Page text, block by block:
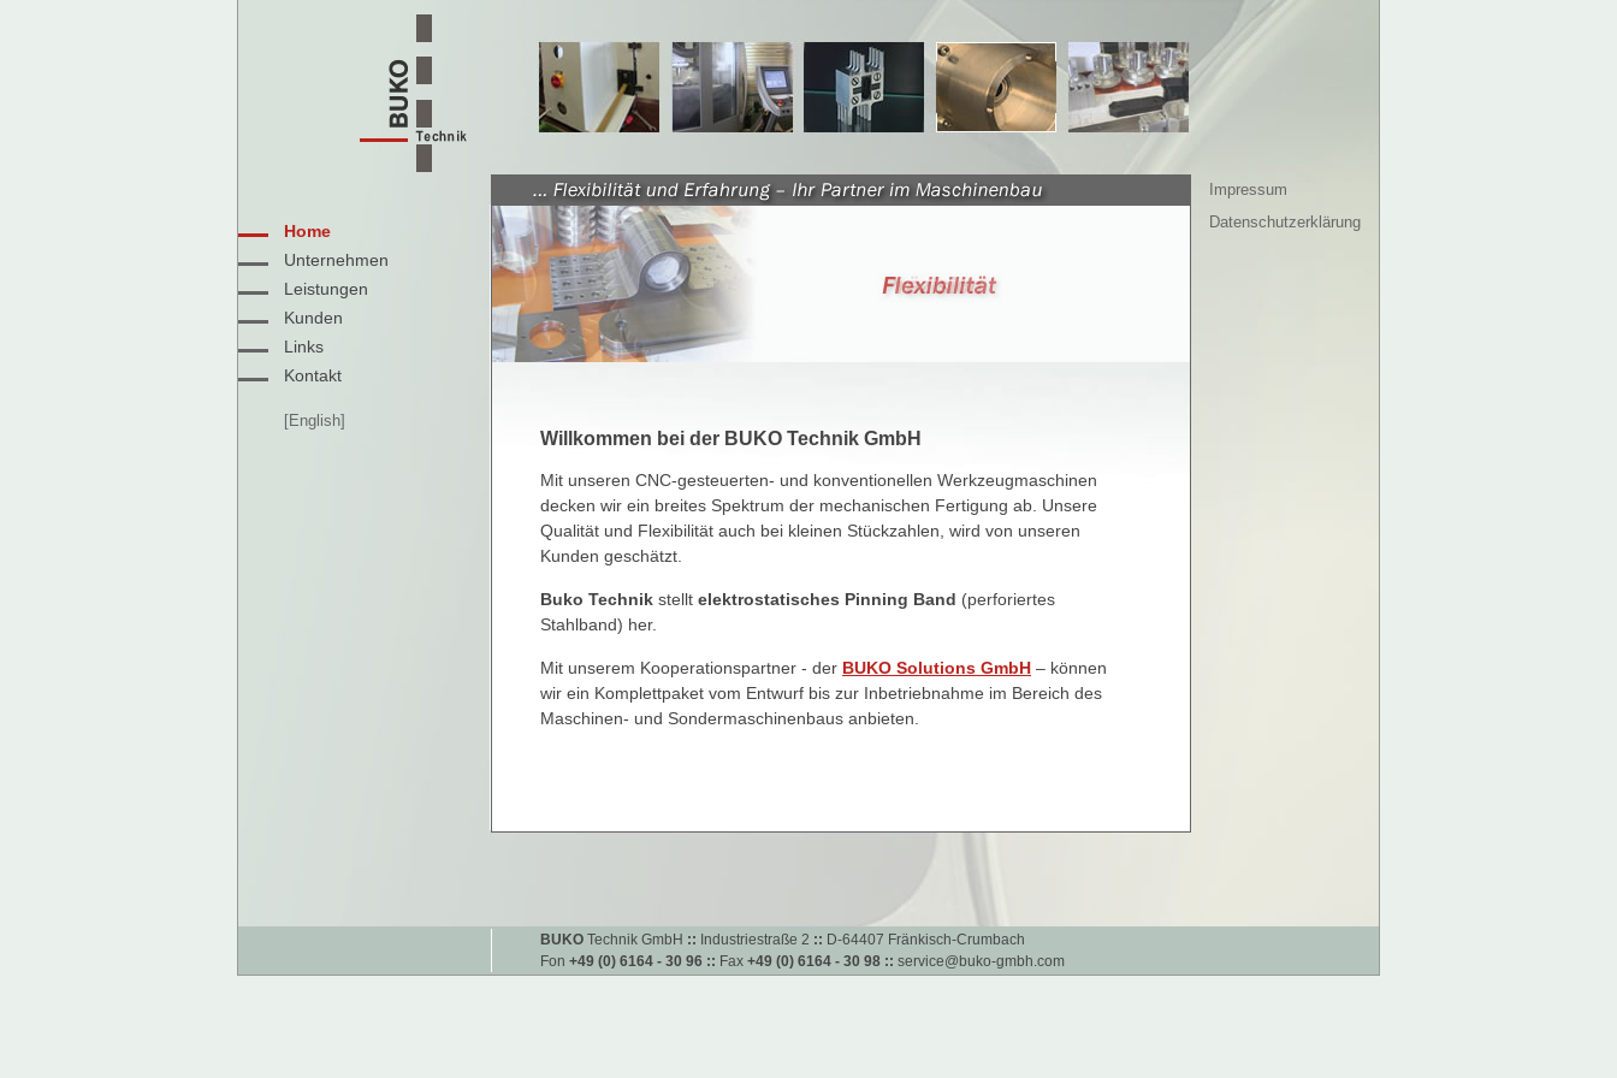
Home
Unternehmen
Leistungen
Kunden
Links
Kontakt
[English]
Impressum
Datenschutzerklärung
Willkommen bei der BUKO Technik GmbH
Mit unseren CNC-gesteuerten- und konventionellen Werkzeugmaschinen
decken wir ein breites Spektrum der mechanischen Fertigung ab. Unsere
Qualität und Flexibilität auch bei kleinen Stückzahlen, wird von unseren
Kunden geschätzt.
Buko Technik stellt elektrostatisches Pinning Band (perforiertes
Stahlband) her.
Mit unserem Kooperationspartner - der BUKO Solutions GmbH – können
wir ein Komplettpaket vom Entwurf bis zur Inbetriebnahme im Bereich des
Maschinen- und Sondermaschinenbaus anbieten.
BUKO Technik GmbH :: Industriestraße 2 :: D-64407 Fränkisch-Crumbach
Fon +49 (0) 6164 - 30 96 :: Fax +49 (0) 6164 - 30 98 :: service@buko-gmbh.com